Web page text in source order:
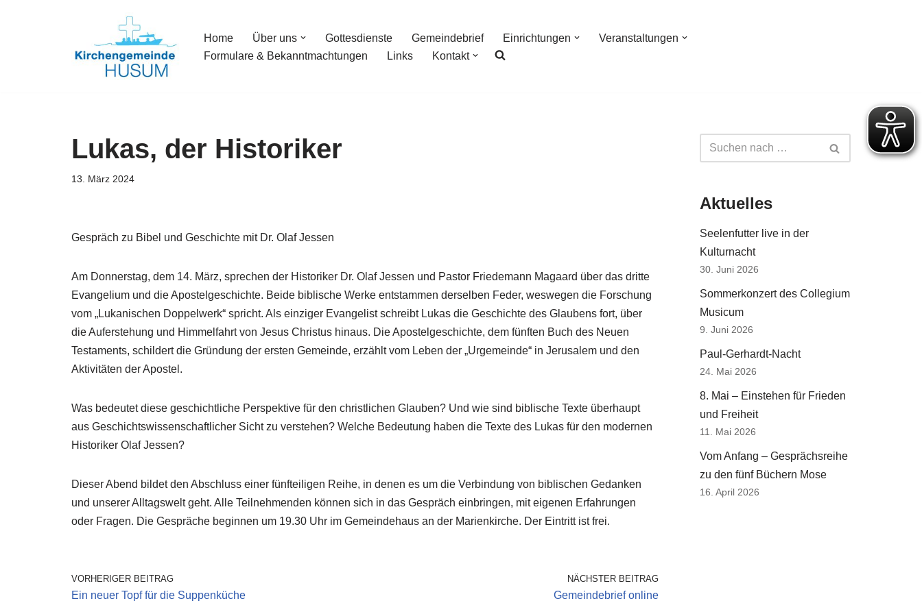
Home Über uns Gottesdienste Gemeindebrief Einrichtungen
Veranstaltungen
Formulare & Bekanntmachtungen
Links Kontakt
Lukas, der Historiker
13. März 2024
Gespräch zu Bibel und Geschichte mit Dr. Olaf Jessen
Am Donnerstag, dem 14. März, sprechen der Historiker Dr. Olaf Jessen und Pastor Friedemann Magaard über das dritte
Evangelium und die Apostelgeschichte. Beide biblische Werke entstammen derselben Feder, weswegen die Forschung
vom „Lukanischen Doppelwerk“ spricht. Als einziger Evangelist schreibt Lukas die Geschichte des Glaubens fort, über
die Auferstehung und Himmelfahrt von Jesus Christus hinaus. Die Apostelgeschichte, dem fünften Buch des Neuen
Testaments, schildert die Gründung der ersten Gemeinde, erzählt vom Leben der „Urgemeinde“ in Jerusalem und den
Aktivitäten der Apostel.
Was bedeutet diese geschichtliche Perspektive für den christlichen Glauben? Und wie sind biblische Texte überhaupt
aus Geschichtswissenschaftlicher Sicht zu verstehen? Welche Bedeutung haben die Texte des Lukas für den modernen
Historiker Olaf Jessen?
Dieser Abend bildet den Abschluss einer fünfteiligen Reihe, in denen es um die Verbindung von biblischen Gedanken
und unserer Alltagswelt geht. Alle Teilnehmenden können sich in das Gespräch einbringen, mit eigenen Erfahrungen
oder Fragen. Die Gespräche beginnen um 19.30 Uhr im Gemeindehaus an der Marienkirche. Der Eintritt ist frei.
VORHERIGER BEITRAG
Ein neuer Topf für die Suppenküche
NÄCHSTER BEITRAG
Gemeindebrief online
Aktuelles
Seelenfutter live in der
Kulturnacht
30. Juni 2026
Sommerkonzert des Collegium
Musicum
9. Juni 2026
Paul-Gerhardt-Nacht
24. Mai 2026
8. Mai – Einstehen für Frieden
und Freiheit
11. Mai 2026
Vom Anfang – Gesprächsreihe
zu den fünf Büchern Mose
16. April 2026